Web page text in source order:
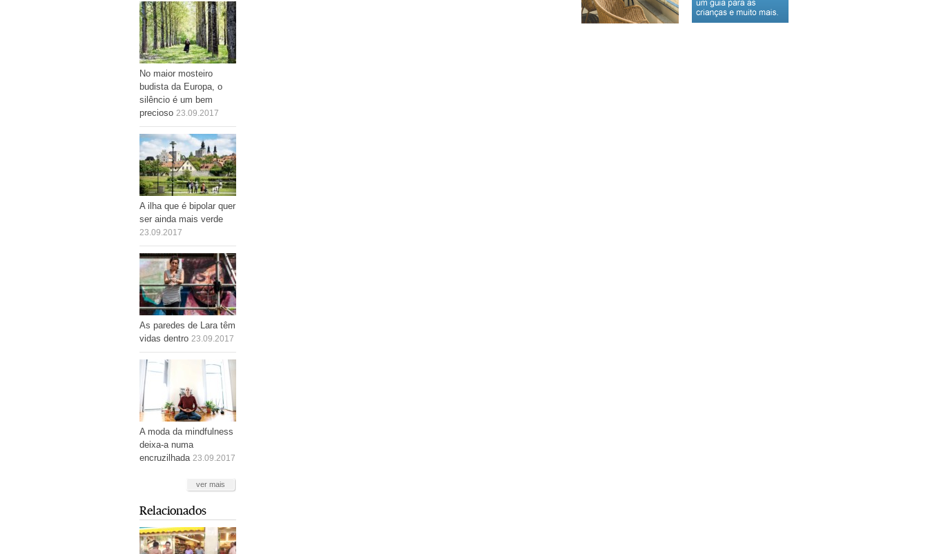
No maior mosteiro
budista da Europa, o
silêncio é um bem
precioso 23.09.2017
A ilha que é bipolar quer
ser ainda mais verde
23.09.2017
As paredes de Lara têm
vidas dentro 23.09.2017
A moda da mindfulness
deixa-a numa
encruzilhada 23.09.2017
ver mais
Relacionados